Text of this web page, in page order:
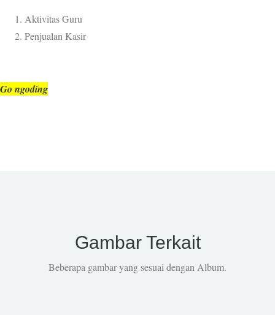
Aktivitas Guru
Penjualan Kasir
Go ngoding
Gambar Terkait
Beberapa gambar yang sesuai dengan Album.